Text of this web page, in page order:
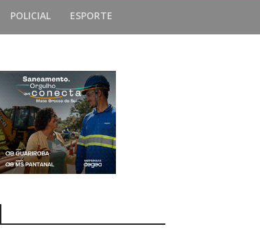
POLICIAL ESPORTE